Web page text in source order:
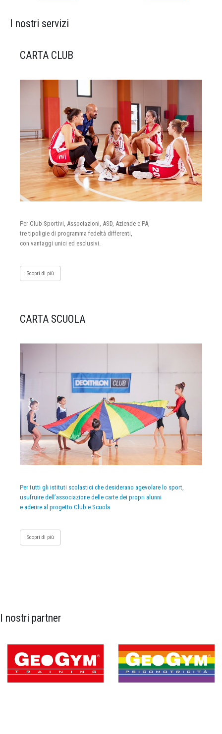
I nostri servizi
CARTA CLUB
Per Club Sportivi, Associazioni, ASD, Aziende e PA,
tre tipoligie di programma fedeltà differenti,
con vantaggi unici ed esclusivi.
Scopri di più
CARTA SCUOLA
Per tutti gli istituti scolastici che desiderano agevolare lo sport,
usufruire dell’associazione delle carte dei propri alunni
e aderire al progetto Club e Scuola
Scopri di più
I nostri partner